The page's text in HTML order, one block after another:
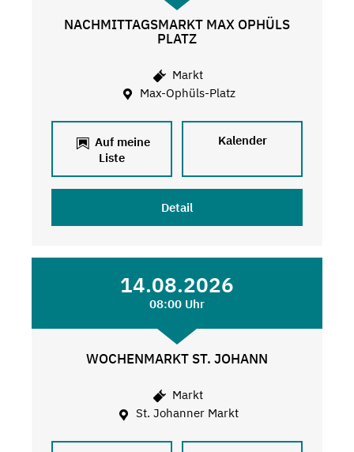
NACHMITTAGSMARKT MAX OPHÜLS
PLATZ
Markt
Max-Ophüls-Platz
Auf meine
Liste
Kalender
Detail
14.08.2026
08:00 Uhr
WOCHENMARKT ST. JOHANN
Markt
St. Johanner Markt